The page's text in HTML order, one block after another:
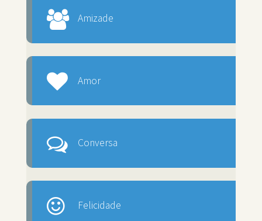
Amizade
Amor
Conversa
Felicidade